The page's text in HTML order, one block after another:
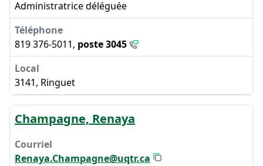
Administratrice déléguée
819 376-5011, poste 3045
3141, Ringuet
Champagne, Renaya
Renaya.Champagne@uqtr.ca